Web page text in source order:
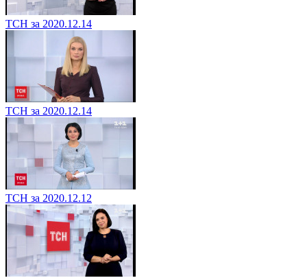
ТСН за 2020.12.14
ТСН за 2020.12.14
ТСН за 2020.12.12